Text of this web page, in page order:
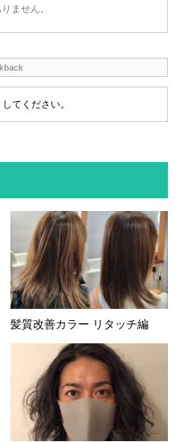
ません。
してください。
髪質改善カラー リタッチ編